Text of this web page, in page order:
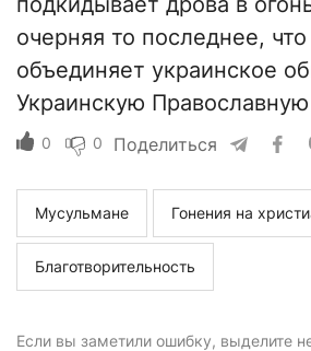
очерняя то последнее,
объединяет украинское
Украинскую
0 0 Поделиться
Мусульмане Гонения на
Благотворительность
Если вы заметили ошибку, выделите